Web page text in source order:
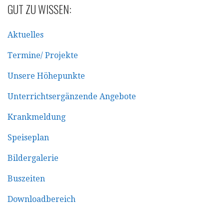
GUT ZU WISSEN:
Aktuelles
Termine/ Projekte
Unsere Höhepunkte
Unterrichtsergänzende Angebote
Krankmeldung
Speiseplan
Bildergalerie
Buszeiten
Downloadbereich